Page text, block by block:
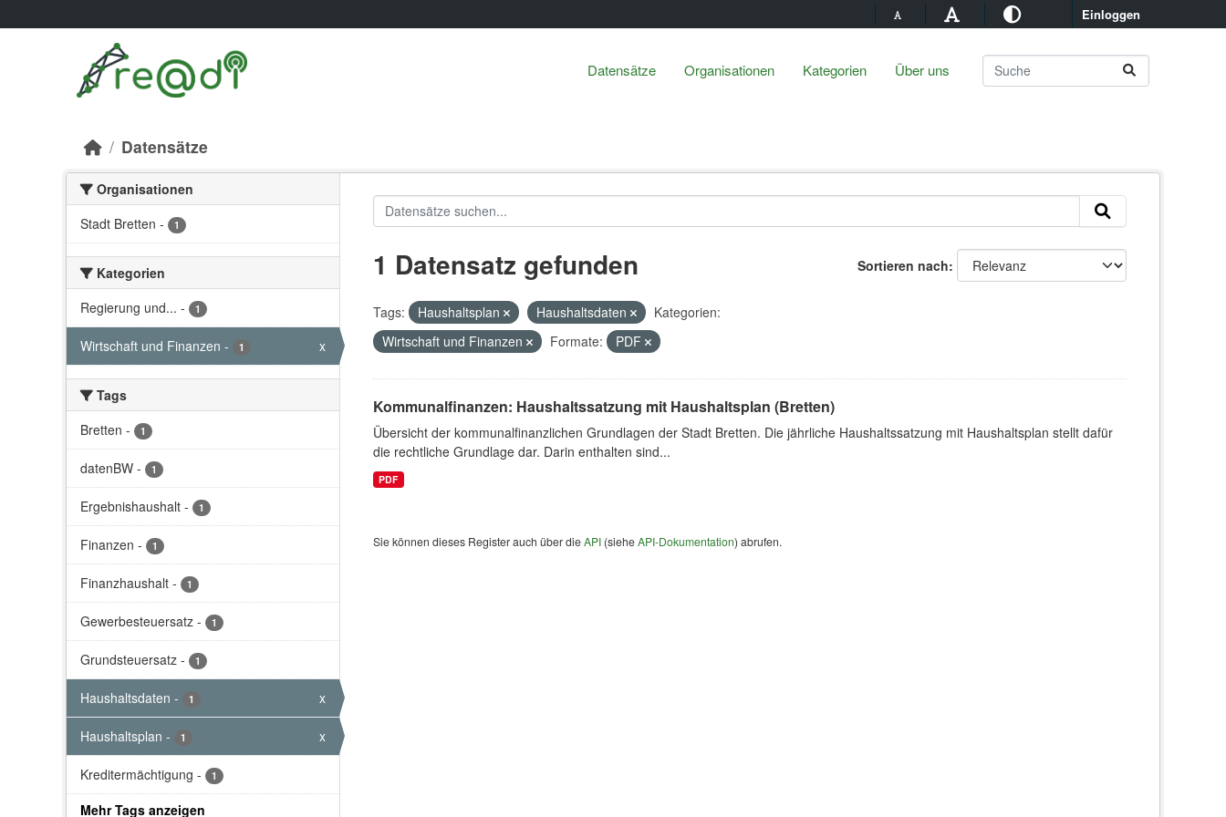
Einloggen
Datensätze Organisationen Kategorien Über uns
Datensätze
Organisationen
Stadt Bretten - 1
Kategorien
Regierung und... - 1
Wirtschaft und Finanzen - 1 x
Tags
Bretten - 1
datenBW - 1
Ergebnishaushalt - 1
Finanzen - 1
Finanzhaushalt - 1
Gewerbesteuersatz - 1
Grundsteuersatz - 1
Haushaltsdaten - 1 x
Haushaltsplan - 1 x
Kreditermächtigung - 1
Mehr Tags anzeigen
Sortieren nach
1 Datensatz gefunden
Tags: Haushaltsplan Haushaltsdaten
Kategorien:
Wirtschaft und Finanzen
Formate: PDF
Kommunalfinanzen: Haushaltssatzung mit Haushaltsplan (Bretten)
Übersicht der kommunalfinanzlichen Grundlagen der Stadt Bretten. Die jährliche Haushaltssatzung mit Haushaltsplan stellt dafür
die rechtliche Grundlage dar. Darin enthalten sind...
PDF
Sie können dieses Register auch über dieAPI(sieheAPI-Dokumentation) abrufen.